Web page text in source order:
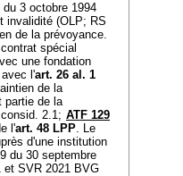
3 octobre 1994
invalidité (OLP; RS
de la prévoyance.
spécial
une fondation
l'art. 26 al. 1
de la
partie de la
consid. 2.1; ATF 129
l'art. 48 LPP. Le
d'une institution
du 30 septembre
et SVR 2021 BVG